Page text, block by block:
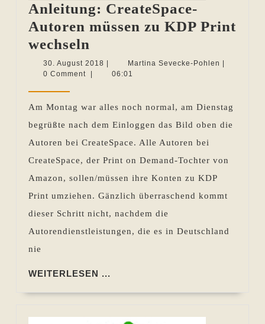
Anleitung: CreateSpace-
Autoren müssen zu KDP Print
wechseln
CreateSpace-
Autoren
zu
KDP
Print
wechseln
30. August 2018 30.
August
Martina Sevecke-Pohlen Martina
0 Comment
06:01
Am Montag war alles noch normal, am Dienstag
begrüßte nach dem Einloggen das Bild oben die
Autoren bei CreateSpace. Alle Autoren bei
CreateSpace, der Print on Demand-Tochter von
Amazon, sollen/müssen ihre Konten zu KDP
Print umziehen. Gänzlich überraschend kommt
dieser Schritt nicht, nachdem die
Autorendienstleistungen, die es in Deutschland
nie
WEITERLESEN ...